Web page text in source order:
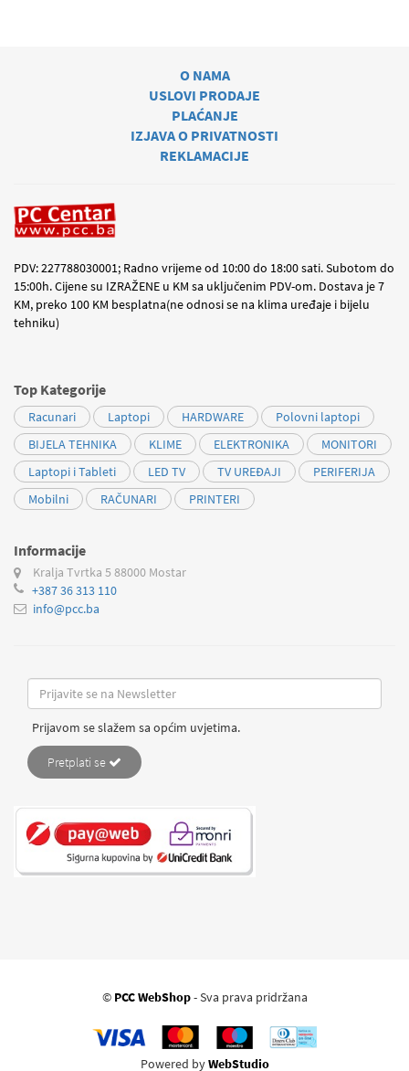
O NAMA
USLOVI PRODAJE
PLAĆANJE
IZJAVA O PRIVATNOSTI
REKLAMACIJE
PDV: 227788030001; Radno vrijeme od 10:00 do 18:00 sati. Subotom do
15:00h. Cijene su IZRAŽENE u KM sa uključenim PDV-om. Dostava je 7
KM, preko 100 KM besplatna(ne odnosi se na klima uređaje i bijelu
tehniku)
Top Kategorije
Racunari Laptopi HARDWARE
Polovni laptopi
BIJELA TEHNIKA
KLIME ELEKTRONIKA
MONITORI
Laptopi i Tableti
LED TV TV UREĐAJI
PERIFERIJA
Mobilni
RAČUNARI PRINTERI
Informacije
Kralja Tvrtka 5 88000 Mostar
+387 36 313 110
info@pcc.ba
Prijavom se slažem sa općim uvjetima.
Pretplati se
© PCC WebShop- Sva prava pridržana
Powered byWebStudio